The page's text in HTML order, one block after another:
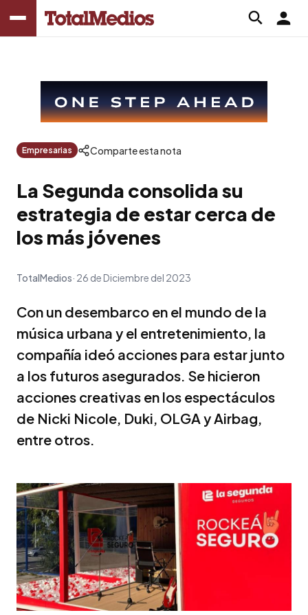
Empresarias Comparte esta nota
La Segunda consolida su
estrategia de estar cerca de
los más jóvenes
TotalMedios 26 de Diciembre del 2023
Con un desembarco en el mundo de la
música urbana y el entretenimiento, la
compañía ideó acciones para estar junto
a los futuros asegurados. Se hicieron
acciones creativas en los espectáculos
de Nicki Nicole, Duki, OLGA y Airbag,
entre otros.